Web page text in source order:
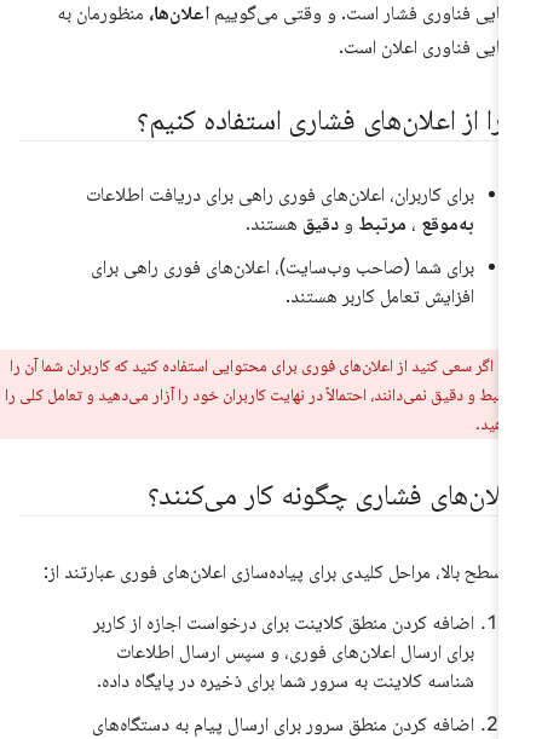
فناوری فشار است. و وقتی می‌گوییماعلان‌ها،منظورمان به
فناوری اعلان است.
از اعلان‌های فشاری استفاده کنیم؟
برای کاربران، اعلان‌های فوری راهی برای دریافت اطلاعات
به‌موقع،مرتبط ودقیقهستند.
برای شما (صاحب وب‌سایت)، اعلان‌های فوری راهی برای
افزایش تعامل کاربر هستند.
اگر سعی کنید از اعلان‌های فوری برای محتوایی استفاده کنید که کاربران شما آن را
و دقیق نمی‌دانند، احتمالاً در نهایت کاربران خود را آزار می‌دهید و تعامل کلی را
فشاری چگونه کار می‌کنند؟
سطح بالا، مراحل کلیدی برای پیاده‌سازی اعلان‌های فوری عبارتند از:
اضافه کردن منطق کلاینت برای درخواست اجازه از کاربر
برای ارسال اعلان‌های فوری، و سپس ارسال اطلاعات
شناسه کلاینت به سرور شما برای ذخیره در پایگاه داده.
اضافه کردن منطق سرور برای ارسال پیام به دستگاه‌های